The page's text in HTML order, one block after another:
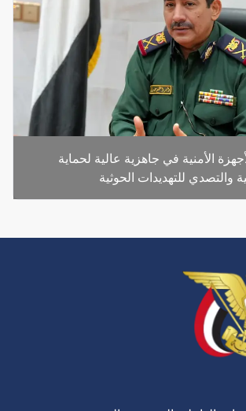
الأمنية في جاهزية عالية لحماية
والتصدي للتهديدات الحوثية